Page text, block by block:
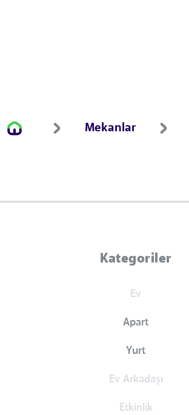
Mekanlar
Kategoriler
Ev
Apart
Yurt
Ev Arkadaşı
Etkinlik